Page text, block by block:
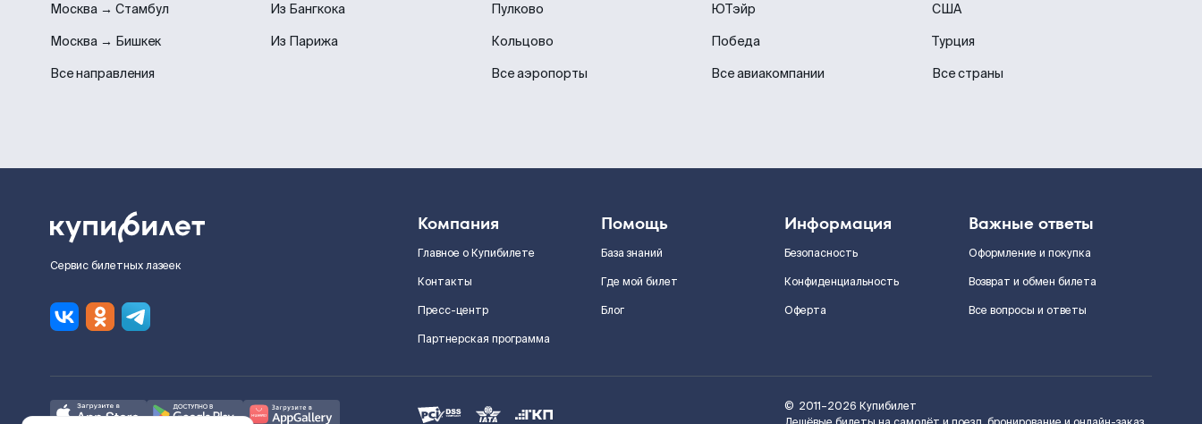
Москва → Стамбул
Москва → Бишкек
Все направления
Из Бангкока
Из Парижа
Пулково
Кольцово
Все аэропорты
ЮТэйр
Победа
Все авиакомпании
США
Турция
Все страны
Сервис билетных лазеек
Компания
Главное о Купибилете
Контакты
Пресс-центр
Партнерская программа
Помощь
База знаний
Где мой билет
Блог
Информация
Безопасность
Конфиденциальность
Оферта
Важные ответы
Оформление и покупка
Возврат и обмен билета
Все вопросы и ответы
© 2011–2026 Купибилет